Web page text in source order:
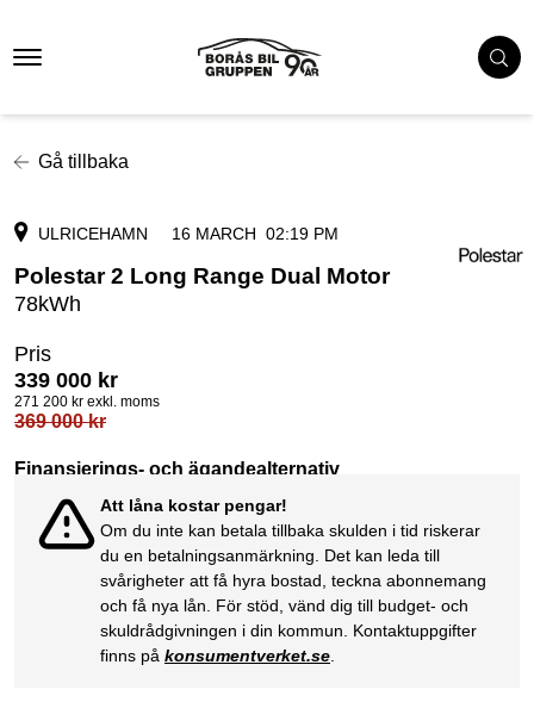
Gå tillbaka
ULRICEHAMN 16 MARCH 02:19 PM
Polestar 2 Long Range Dual Motor
78kWh
Pris
339 000 kr
271 200 kr exkl. moms
369 000kr
Finansierings- och ägandealternativ
Att låna kostar pengar!
Om du inte kan betala tillbaka skulden i tid riskerar
du en betalningsanmärkning. Det kan leda till
svårigheter att få hyra bostad, teckna abonnemang
och få nya lån. För stöd, vänd dig till budget- och
skuldrådgivningen i din kommun. Kontaktuppgifter
finns på konsumentverket.se.